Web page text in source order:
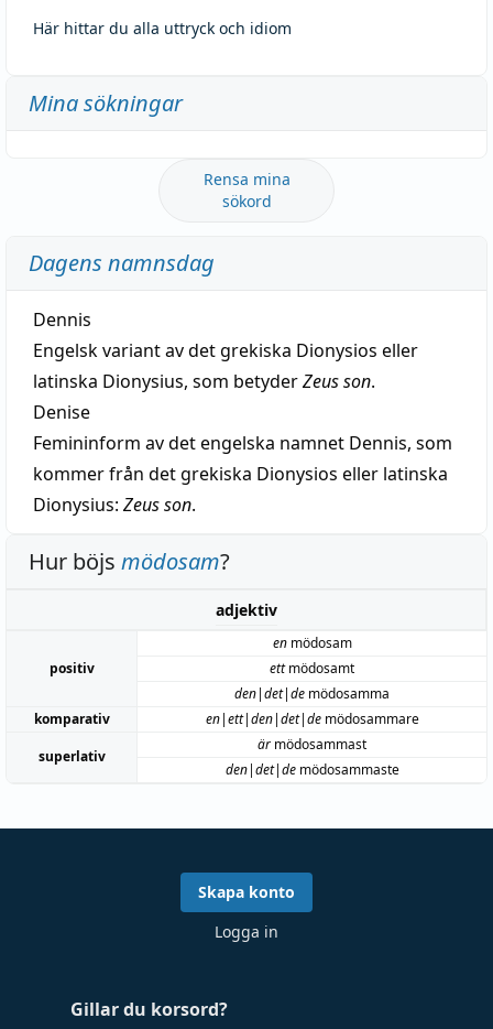
Här hittar du alla uttryck och idiom
Mina sökningar
Rensa mina
sökord
Dagens namnsdag
Dennis
Engelsk variant av det grekiska Dionysios eller
latinska Dionysius, som betyderZeus son.
Denise
Femininform av det engelska namnet Dennis, som
kommer från det grekiska Dionysios eller latinska
Dionysius: Zeus son.
Hur böjs mödosam?
adjektiv
positiv
enmödosam
ettmödosamt
den|det|de mödosamma
komparativ
en|ett|den|det|demödosammare
superlativ
är mödosammast
den|det|demödosammaste
Gillar du korsord?
Skapa konto
Logga in